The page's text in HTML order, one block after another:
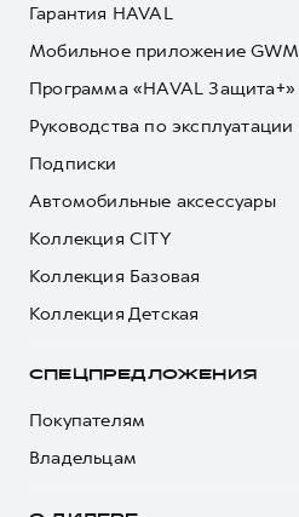
Гарантия HAVAL
Мобильное приложение GWM
Программа «HAVAL Защита+»
Руководства по эксплуатации
Подписки
Автомобильные аксессуары
Коллекция CITY
Коллекция Базовая
Коллекция Детская
СПЕЦПРЕДЛОЖЕНИЯ
Покупателям
Владельцам